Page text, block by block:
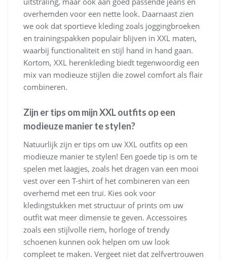
overhemden voor een nette look. Daarnaast zien
we ook dat sportieve kleding zoals joggingbroeken
en trainingspakken populair blijven in XXL maten,
waarbij functionaliteit en stijl hand in hand gaan.
Kortom, XXL herenkleding biedt tegenwoordig een
mix van modieuze stijlen die zowel comfort als flair
combineren.
Zijn er tips om mijn XXL outfits op een
modieuze manier te stylen?
Natuurlijk zijn er tips om uw XXL outfits op een
modieuze manier te stylen! Een goede tip is om te
spelen met laagjes, zoals het dragen van een mooi
vest over een T-shirt of het combineren van een
overhemd met een trui. Kies ook voor
kledingstukken met structuur of prints om uw
outfit wat meer dimensie te geven. Accessoires
zoals een stijlvolle riem, horloge of trendy
schoenen kunnen ook helpen om uw look
compleet te maken. Vergeet niet dat zelfvertrouwen